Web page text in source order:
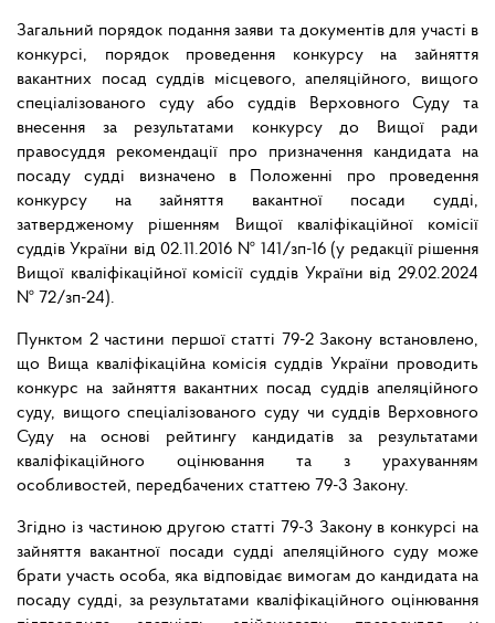
Загальний порядок подання заяви та документів для участі в
конкурсі, порядок проведення конкурсу на зайняття
вакантних посад суддів місцевого, апеляційного, вищого
спеціалізованого суду або суддів Верховного Суду та
внесення за результатами конкурсу до Вищої ради
правосуддя рекомендації про призначення кандидата на
посаду судді визначено в Положенні про проведення
конкурсу на зайняття вакантної посади судді,
затвердженому рішенням Вищої кваліфікаційної комісії
суддів України від 02.11.2016 № 141/зп-16 (у редакції рішення
Вищої кваліфікаційної комісії суддів України від 29.02.2024
№ 72/зп-24).
Пунктом 2 частини першої статті 79-2 Закону встановлено,
що Вища кваліфікаційна комісія суддів України проводить
конкурс на зайняття вакантних посад суддів апеляційного
суду, вищого спеціалізованого суду чи суддів Верховного
Суду на основі рейтингу кандидатів за результатами
кваліфікаційного оцінювання та з урахуванням
особливостей, передбачених статтею 79-3 Закону.
Згідно із частиною другою статті 79-3 Закону в конкурсі на
зайняття вакантної посади судді апеляційного суду може
брати участь особа, яка відповідає вимогам до кандидата на
посаду судді, за результатами кваліфікаційного оцінювання